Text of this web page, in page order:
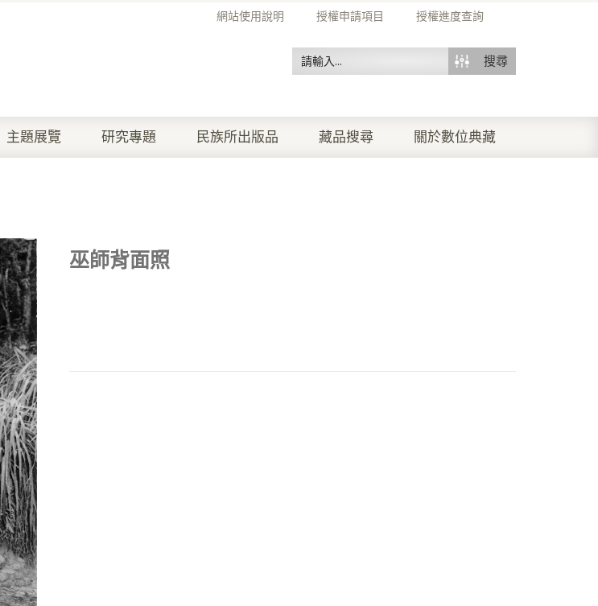
網站使用說明 授權申請項目 授權進度查詢
搜尋
主題展覽 研究專題 民族所出版品 藏品搜尋 關於數位典藏
巫師背面照